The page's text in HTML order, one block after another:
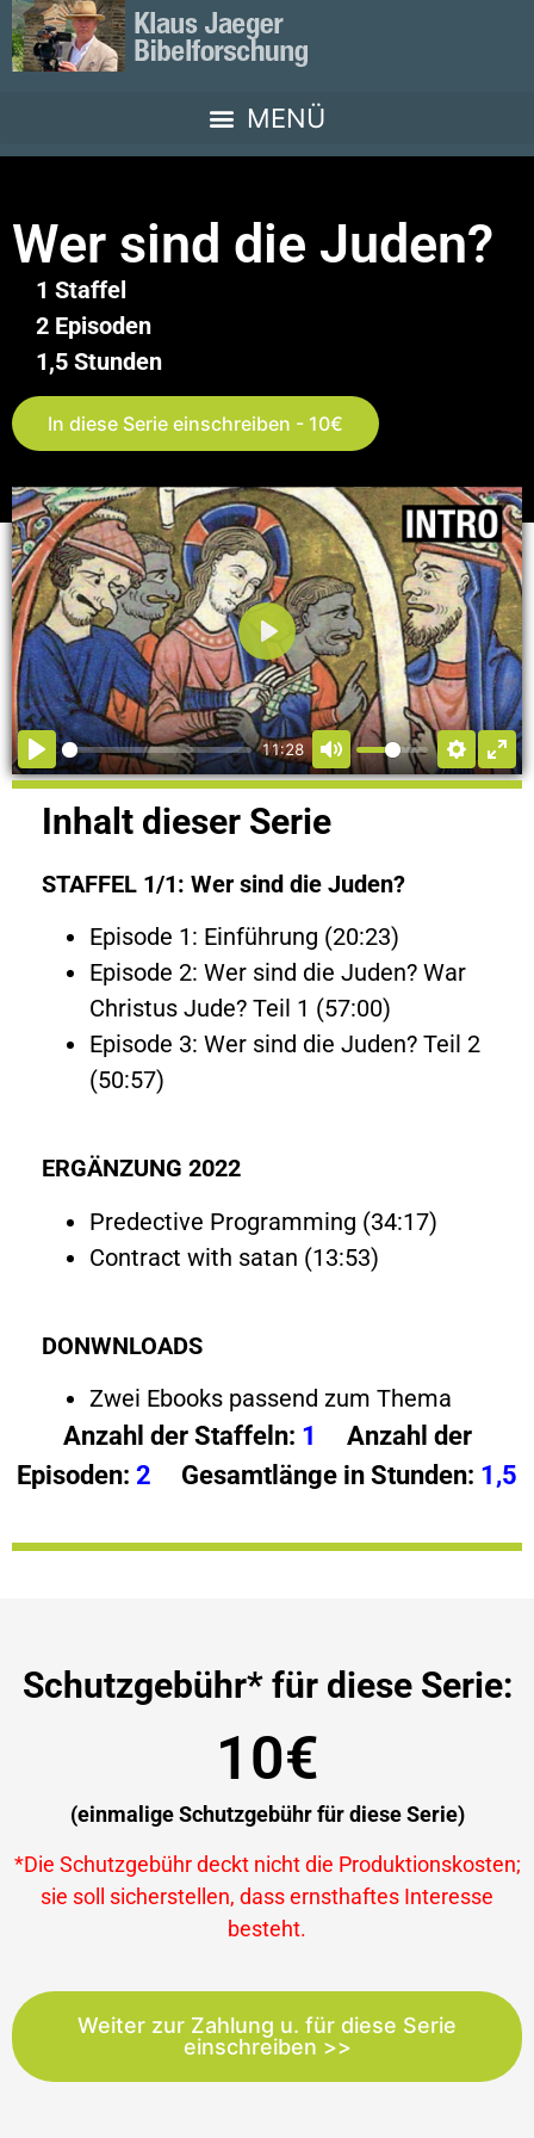
Wer sind die Juden?
1 Staffel
2 Episoden
1,5 Stunden
In diese Serie einschreiben - 10€
11:28
Abspielen
Inhalt dieser Serie
STAFFEL 1/1: Wer sind die Juden?
Episode 1: Einführung (20:23)
Episode 2: Wer sind die Juden? War
Christus Jude? Teil 1 (57:00)
Episode 3: Wer sind die Juden? Teil 2
(50:57)
ERGÄNZUNG 2022
Predective Programming (34:17)
Contract with satan (13:53)
DONWNLOADS
Zwei Ebooks passend zum Thema
Anzahl der Staffeln: 1 Anzahl der
Episoden: 2 Gesamtlänge in Stunden: 1,5
Schutzgebühr* für diese Serie:
10€
(einmalige Schutzgebühr für diese Serie)
*Die Schutzgebühr deckt nicht die Produktionskosten;
sie soll sicherstellen, dass ernsthaftes Interesse
besteht.
Weiter zur Zahlung u. für diese Serie
einschreiben >>